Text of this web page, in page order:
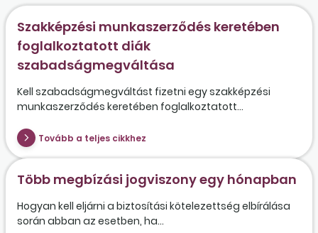
Szakképzési munkaszerződés keretében
foglalkoztatott diák
szabadságmegváltása
Kell szabadságmegváltást fizetni egy szakképzési
munkaszerződés keretében foglalkoztatott...
Tovább a teljes cikkhez
Több megbízási jogviszony egy hónapban
Hogyan kell eljárni a biztosítási kötelezettség elbírálása
során abban az esetben, ha...